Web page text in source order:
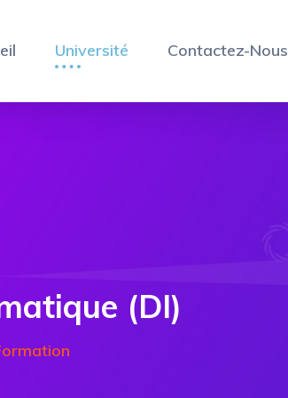
Université Contactez-Nous
(DI)